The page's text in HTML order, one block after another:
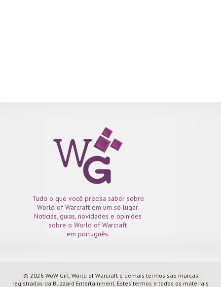
Tudo o que você precisa saber sobre
World of Warcraft em um só lugar.
Notícias, guias, novidades e opiniões
sobre o World of Warcraft
em português.
© 2026 WoW Girl. World of Warcraft e demais termos são marcas
registradas da Blizzard Entertainment. Estes termos e todos os materiais